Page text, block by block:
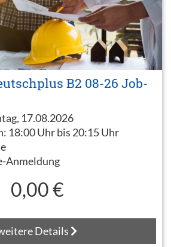
B2 08-26 Job-
17.08.2026
18:00 Uhr bis 20:15 Uhr
Anmeldung
0,00 €
Details